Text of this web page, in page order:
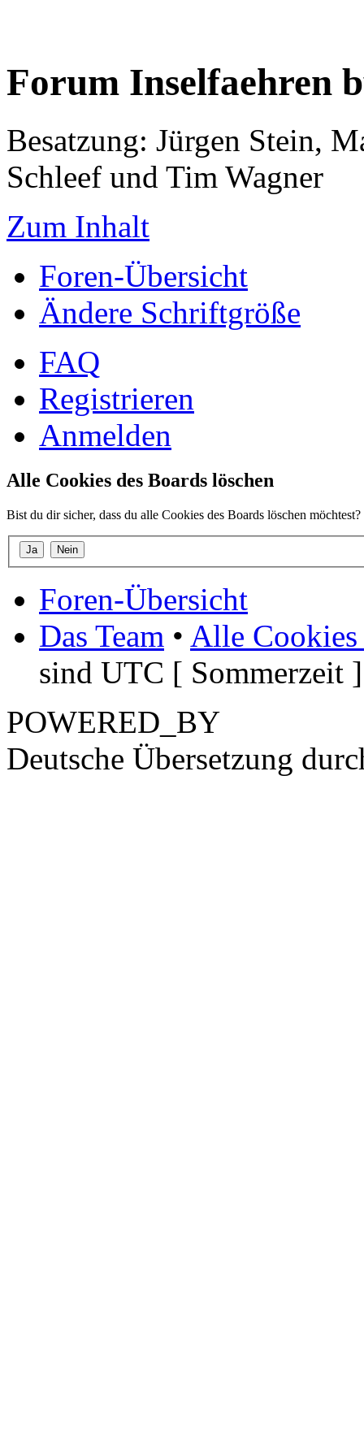
Forum Inselfaehren
Besatzung: Jürgen Stein,
Schleef und Tim Wagner
Zum Inhalt
Foren-Übersicht
Ändere Schriftgröße
FAQ
Registrieren
Anmelden
Alle Cookies des Boards löschen
Bist du dir sicher, dass du alle Cookies des Boards löschen möchtest?
Foren-Übersicht
Das Team • Alle Cookies
sind UTC [ Sommerzeit ]
POWERED_BY
Deutsche Übersetzung